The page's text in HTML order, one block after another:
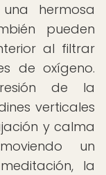
hermosa
pueden
al filtrar
de oxígeno.
de la
verticales
y calma
un
la